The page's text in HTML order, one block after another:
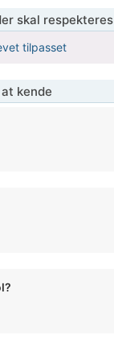
skal respekteres
tilpasset
kende